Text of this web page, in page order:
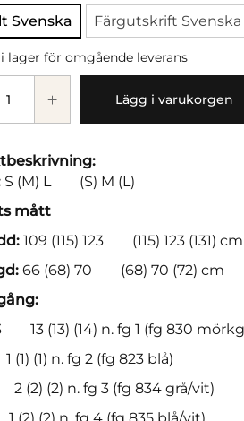
Svenska
Färgutskrift Svenska
lager för omgående leverans
Lägg i varukorgen
S (M) L (S) M (L)
mått
109 (115) 123 (115) 123 (131) cm
66 (68) 70 (68) 70 (72) cm
13 (13) (14) n. fg 1 (fg 830
(1) (1) n. fg 2 (fg 823 blå)
(2) (2) n. fg 3 (fg 834 grå/vit)